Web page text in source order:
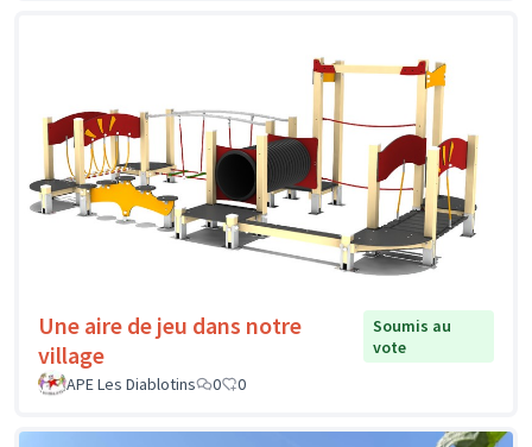
Une aire de jeu dans notre
village
Soumis au
vote
APE Les Diablotins
0 0